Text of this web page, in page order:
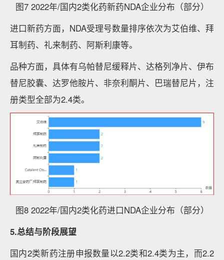
图7 2022年/国内2类化药新药NDA企业分布（部分）
进口新药方面，NDA受理号数量排序依次为艾伯维、拜
耳制药、礼来制药、阿斯利康等。
品种方面，具体有乌帕替尼缓释片、达格列净片、伊布
替尼胶囊、达罗他胺片、非奈利酮片、巴瑞替尼片，注
册类型全部为2.4类。
图8 2022年/国内2类化药进口NDA企业分布（部分）
5.总结与阶段展望
国内2类新药注册申报数量以2.2类和2.4类为主，而2.2